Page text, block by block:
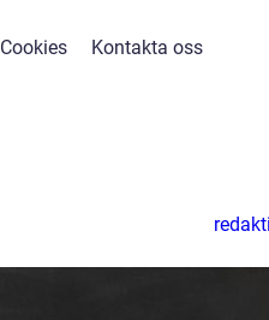
Cookies Kontakta oss